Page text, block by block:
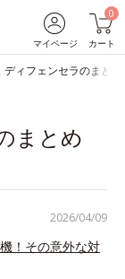
マイページ
0
カート
ィフェンセラのまとめ
まとめ
2026/04/09
！その意外な対